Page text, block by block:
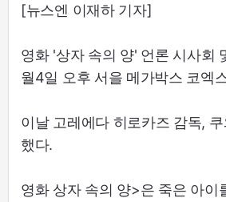
[뉴스엔 이재하 기자]
영화 '상자 속의 양' 언론 시사회
월4일 오후 서을 메가박스 코엑
이날 고레에다 히로카즈 감독,
했다.
영화 상자 속의 양>은 죽은 아이